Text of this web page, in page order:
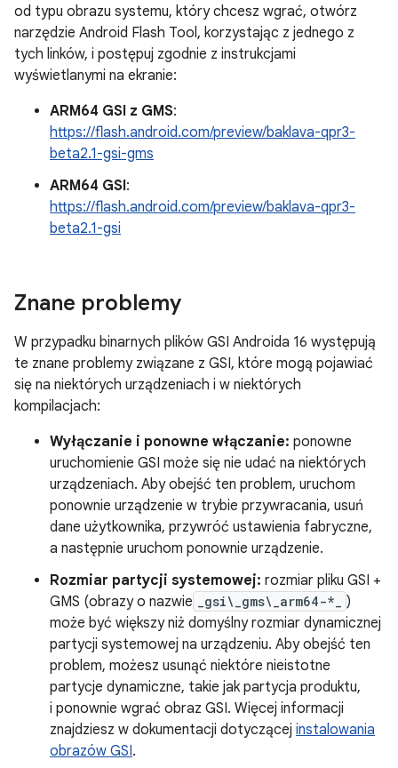
od typu obrazu systemu, który chcesz wgrać, otwórz
narzędzie Android Flash Tool, korzystając z jednego z
tych linków, i postępuj zgodnie z instrukcjami
wyświetlanymi na ekranie:
ARM64 GSI z GMS:
https://flash.android.com/preview/baklava-qpr3-
beta2.1-gsi-gms
ARM64 GSI:
https://flash.android.com/preview/baklava-qpr3-
beta2.1-gsi
Znane problemy
W przypadku binarnych plików GSI Androida 16 występują
te znane problemy związane z GSI, które mogą pojawiać
się na niektórych urządzeniach i w niektórych
kompilacjach:
Wyłączanie i ponowne włączanie: ponowne
uruchomienie GSI może się nie udać na niektórych
urządzeniach. Aby obejść ten problem, uruchom
ponownie urządzenie w trybie przywracania, usuń
dane użytkownika, przywróć ustawienia fabryczne,
a następnie uruchom ponownie urządzenie.
Rozmiar partycji systemowej: rozmiar pliku GSI +
GMS (obrazy o nazwie
_gsi\_gms\_arm64-*_
)
może być większy niż domyślny rozmiar dynamicznej
partycji systemowej na urządzeniu. Aby obejść ten
problem, możesz usunąć niektóre nieistotne
partycje dynamiczne, takie jak partycja produktu,
i ponownie wgrać obraz GSI. Więcej informacji
znajdziesz w dokumentacji dotyczącej instalowania
obrazów GSI.